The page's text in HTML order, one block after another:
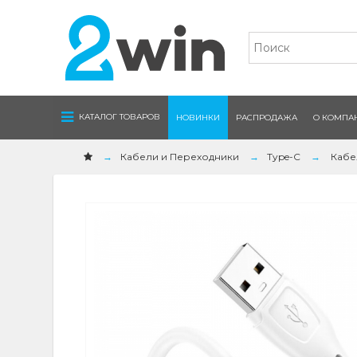
КАТАЛОГ ТОВАРОВ НОВИНКИ РАСПРОДАЖА О
Кабели и Переходники Type-C